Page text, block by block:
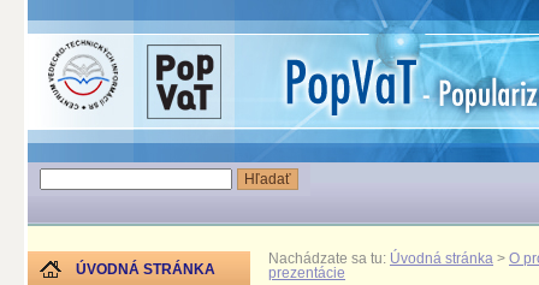
ÚVODNÁ STRÁNKA
Nachádzate sa tu: Úvodná stránka > O
prezentácie